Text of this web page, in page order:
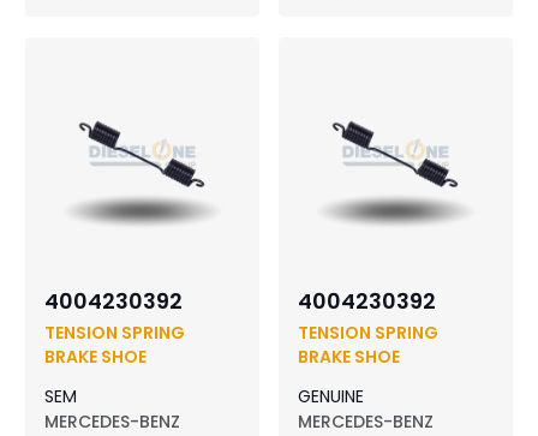
4004230392
TENSION SPRING
BRAKE SHOE
SEM
MERCEDES-BENZ
4004230392
TENSION SPRING
BRAKE SHOE
GENUINE
MERCEDES-BENZ